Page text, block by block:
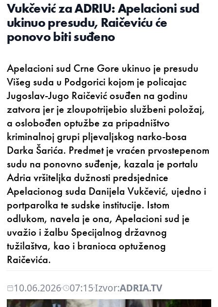
Vukčević za ADRIU: Apelacioni sud
ukinuo presudu, Raičeviću će
ponovo biti suđeno
Apelacioni sud Crne Gore ukinuo je presudu
Višeg suda u Podgorici kojom je policajac
Jugoslav-Jugo Raičević osuđen na godinu
zatvora jer je zloupotrijebio službeni položaj,
a oslobođen optužbe za pripadništvo
kriminalnoj grupi pljevaljskog narko-bosa
Darka Šarića. Predmet je vraćen prvostepenom
sudu na ponovno suđenje, kazala je portalu
Adria vršiteljka dužnosti predsjednice
Apelacionog suda Danijela Vukčević, ujedno i
portparolka te sudske institucije. Istom
odlukom, navela je ona, Apelacioni sud je
uvažio i žalbu Specijalnog državnog
tužilaštva, kao i branioca optuženog
Raičevića.
10.06.2026 07:15Izvor:ADRIA.TV